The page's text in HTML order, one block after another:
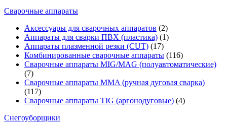
Сварочные аппараты
Аксессуары для сварочных аппаратов (2)
Аппараты для сварки ПВХ (пластика) (1)
Аппараты плазменной резки (CUT) (17)
Комбинированные сварочные аппараты (116)
Сварочные аппараты MIG/MAG (полуавтоматические)
(7)
Сварочные аппараты MMA (ручная дуговая сварка)
(117)
Сварочные аппараты TIG (аргонодуговые) (4)
Снегоуборщики